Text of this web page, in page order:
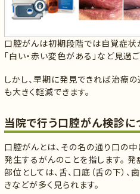
口腔がんは初期段階では自覚症状
「白い・赤い変色がある」など見過
しかし、早期に発見できれば治療
も大きく軽減できます。
当院で行う口腔がん検診に
口腔がんとは、その名の通り口の中
発生するがんのことを指します。 発
部位としては、舌、口底（舌の下）、
きなどが多く見られます。